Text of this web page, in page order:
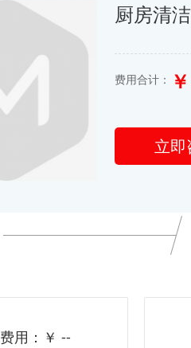
厨房清洁
费用合计：
立即
费用：￥ --